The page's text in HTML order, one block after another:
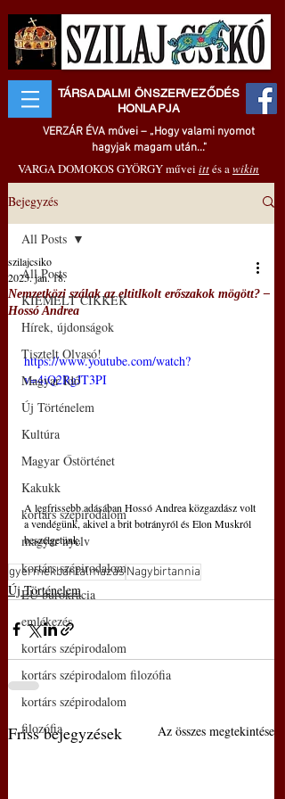
TÁRSADALMI ÖNSZERVEZŐDÉS
HONLAPJA
VERZÁR ÉVA művei – „Hogy valami nyomot
hagyjak magam után..."
VARGA DOMOKOS GYÖRGY művei ittés awikin
Bejegyzés
All Posts
KIEMELT CIKKEK
Hírek, újdonságok
Tisztelt Olvasó!
Magyar Idő
Új Történelem
Kultúra
Magyar Őstörténet
Kakukk
kortárs szépirodalom
magyar nyelv
kortárs szépirodalom
EU bürokrácia
emlékezés
kortárs szépirodalom
kortárs szépirodalom filozófia
kortárs szépirodalom
filozófia
All Posts
Nemzetközi szálak az eltitlkolt erőszakok mögött? ‒
Hossó Andrea
szilajcsiko
2025. jan. 18.
https://www.youtube.com/watch?
v=4iQ2RgJT3PI
A legfrissebb adásában Hossó Andrea közgazdász volt
a vendégünk, akivel a brit botrányról és Elon Muskról
beszélgetünk.
gyermekbántalmazásNagybirtannia
Új Történelem
Friss bejegyzések Az összes megtekintése